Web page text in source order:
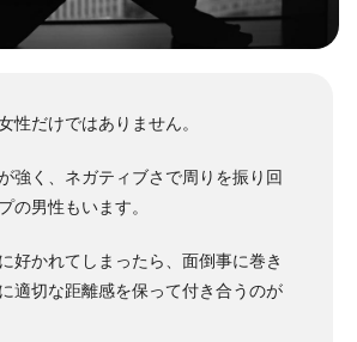
性だけではありません。
強く、ネガティブさで周りを振り回
の男性もいます。
好かれてしまったら、面倒事に巻き
適切な距離感を保って付き合うのが